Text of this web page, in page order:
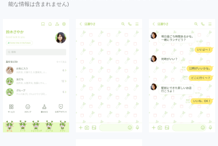
能な情報は含まれません)